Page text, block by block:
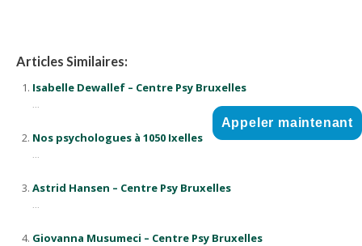
Articles Similaires:
Isabelle Dewallef – Centre Psy Bruxelles
...
Nos psychologues à 1050 Ixelles
...
Astrid Hansen – Centre Psy Bruxelles
...
Giovanna Musumeci – Centre Psy Bruxelles
Appeler maintenant